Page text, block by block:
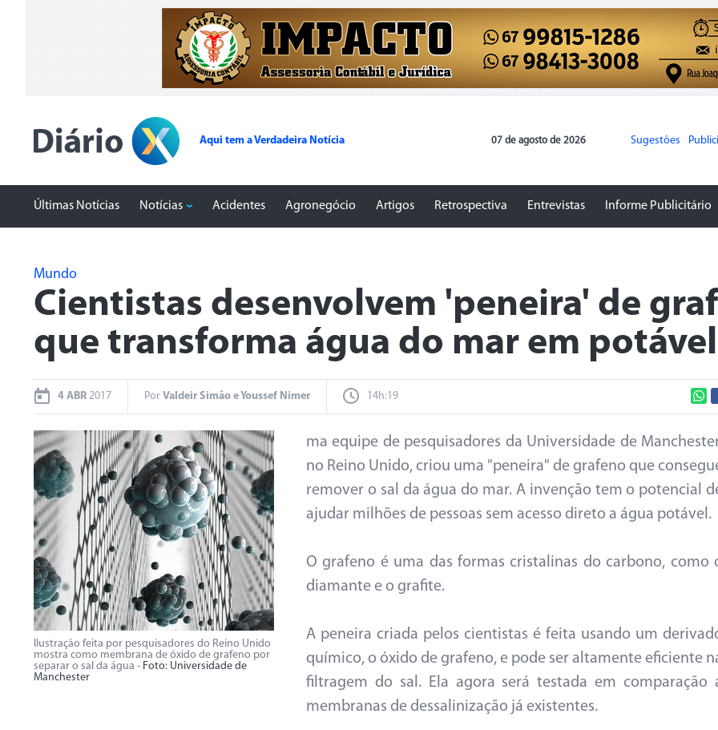
Aqui tem a Verdadeira Notícia 07 de agosto de 2026 Sugestões
Últimas Notícias Notícias Acidentes Agronegócio Artigos Retrospectiva Entrevistas Informe Publicitário
Mundo
Cientistas desenvolvem 'peneira' de
que transforma água do mar em potável
4 ABR 2017 Por Valdeir Simão e Youssef Nimer 14h:19
Ilustração feita por pesquisadores do Reino Unido
mostra como membrana de óxido de grafeno por
separar o sal da água - Foto: Universidade de
Manchester
ma equipe de pesquisadores da Universidade de
no Reino Unido, criou uma "peneira" de grafeno que
remover o sal da água do mar. A invenção tem o potencial
ajudar milhões de pessoas sem acesso direto a água potável.
O grafeno é uma das formas cristalinas do carbono, como
diamante e o grafite.
A peneira criada pelos cientistas é feita usando um
químico, o óxido de grafeno, e pode ser altamente eficiente
filtragem do sal. Ela agora será testada em comparação
membranas de dessalinização já existentes.